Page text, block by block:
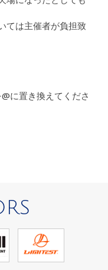
ては主催者が負担致
に置き換えてくださ